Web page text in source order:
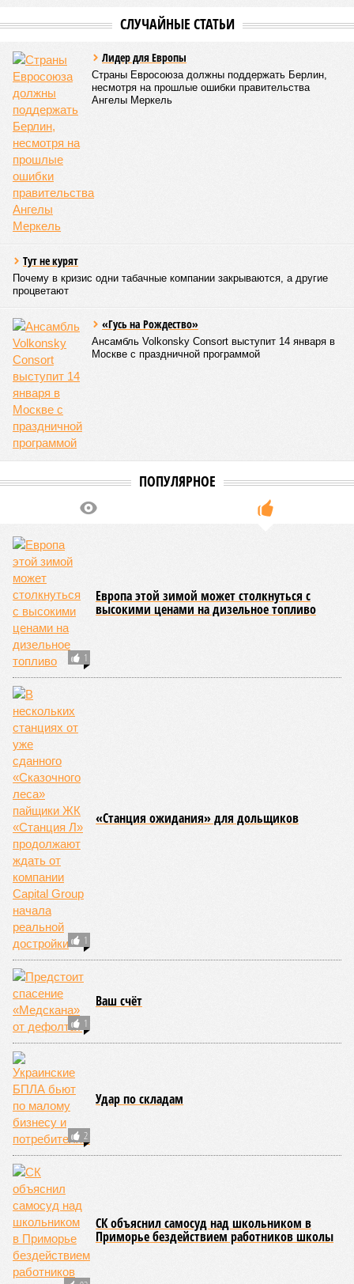
несостоятельной ещё в 2024 году, бенефициар компании
проблемных объектов группы – «Станции Л», «Сказочного
леса» и «В стремлении к свету», согласно информации на
сайтах Capital Group, осенью 2024 г. взяла на себя. Два из
трёх объектов уже сданы или близки к сдаче. Третий –
«Станция Л», крупнейший по числу пострадавших
дольщиков (3908 квартир в пяти корпусах) – по факту
остаётся стройплощадкой без стройки. Возникает вопрос:
распространяется ли договорённость 2024 года на
«Станцию Л» в полном объёме или приоритет отдан
объектам мешей сложности и меньшего масштаба?
stantsiya-l/9303640/?ysclid=msemqdok6w326352116
Если да, то на каком основании декларируются конкретные
даты сдачи жилого комплекса (декабрь 2026 – март 2028),
если фаза активных строительных работ, если судить по
отсутствию техники на площадке, ещё не началась? При
этом на бумаге даты ввода ЖК в строй продолжают
фигурировать
профильных порталах.
Для почти четырёх тысяч будущих собственников квартир
время давно измеряется не календарём, а очередными
переносами ожиданий. И пока на профильных порталах
продолжают указывать даты сдачи, главным индикатором
остается сама стройка. Если на ней по-прежнему не видно
вопрос: не превращаются ли сроки ввода в декларацию,
дел? Именно на этот вопрос сегодня больше всего ждут
ответа дольщики ЖК «Станция Л».
Опубликовано: 07.08.2026 11:09
Отредактировано:07.08.2026 11:09
Украинскому
кандидату в
конгресс США
запретили
после драки
бесперспективными
Новости smi2.ru
ПОСЛЕДНИЕ НОВОСТИ
12:36
IT-миллионеры вложили 10 миллионов долларов в
аргентинское ранчо-убежище на случай ядерной
войны
12:33
Посол РФ сообщил о работе над новым ж/д
маршрутом с Пакистаном
12:32
Бывший министр обороны Украины Михаил Фёдоров
выдвинул Зеленскому 12-дневный ультиматум
Удары США лишь замедлили ядерную программу
12:07
Решивший сделать эвтаназию блогер передумал из-
за реакции подписчиков
Новости smi2.ru
ЕЩЕ ИЗ РАЗДЕЛА «ОБЩЕСТВО»
Директор ЦРУ обвинил Россию в применении
«тактики выжженной земли»